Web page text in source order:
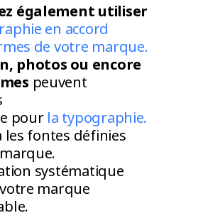
également utiliser
en accord
de votre marque.
photos ou encore
peuvent
pour la typographie.
les fontes définies
systématique
marque